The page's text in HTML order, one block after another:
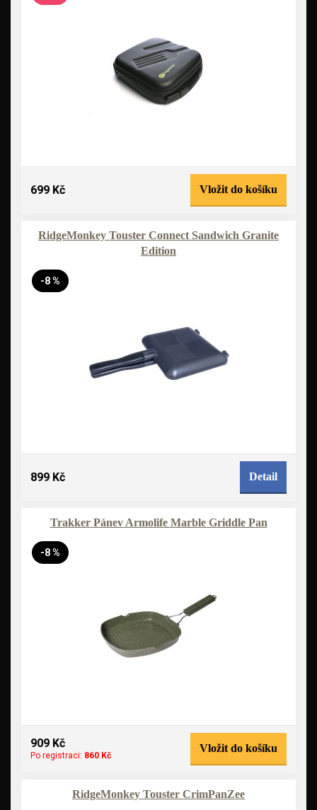
699 Kč Vložit do košíku
RidgeMonkey Touster Connect Sandwich Granite
Edition
-8 %
899 Kč Detail
Trakker Pánev Armolife Marble Griddle Pan
-8 %
909 Kč
Po registraci: 860 Kč
Vložit do košíku
RidgeMonkey Touster CrimPanZee